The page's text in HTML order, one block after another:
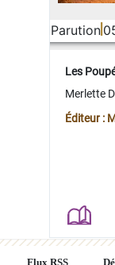
Parution
Les
Merlette
Éditeur :
Flux RSS